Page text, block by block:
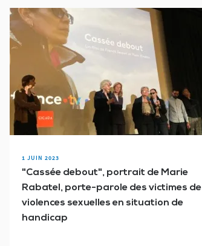
1 JUIN 2023
"Cassée debout", portrait de Marie
Rabatel, porte-parole des victimes de
violences sexuelles en situation de
handicap